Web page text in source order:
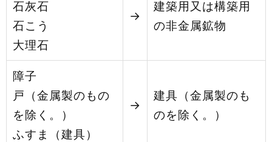
石灰石
石こう
大理石
→
建築用又は構築用
の非金属鉱物
障子
戸（金属製のもの
を除く。）
ふすま（建具）
→
建具（金属製のも
のを除く。）